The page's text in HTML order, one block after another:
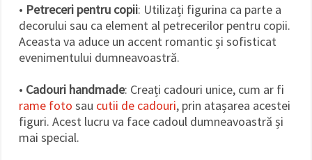
• Petreceri pentru copii: Utilizați figurina ca parte a
decorului sau ca element al petrecerilor pentru copii.
Aceasta va aduce un accent romantic și sofisticat
evenimentului dumneavoastră.
• Cadouri handmade: Creați cadouri unice, cum ar fi
rame foto sau cutii de cadouri, prin atașarea acestei
figuri. Acest lucru va face cadoul dumneavoastră și
mai special.